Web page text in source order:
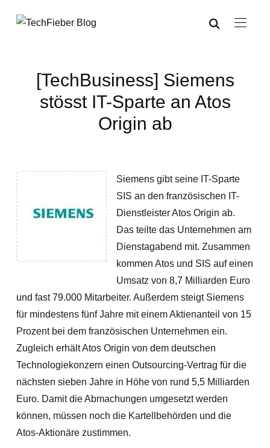
[TechBusiness] Siemens
stösst IT-Sparte an Atos
Origin ab
Siemens gibt seine IT-Sparte
SIS an den französischen IT-
Dienstleister Atos Origin ab.
Das teilte das Unternehmen am
Dienstagabend mit. Zusammen
kommen Atos und SIS auf einen
Umsatz von 8,7 Milliarden Euro
und fast 79.000 Mitarbeiter. Außerdem steigt Siemens
für mindestens fünf Jahre mit einem Aktienanteil von 15
Prozent bei dem französischen Unternehmen ein.
Zugleich erhält Atos Origin von dem deutschen
Technologiekonzern einen Outsourcing-Vertrag für die
nächsten sieben Jahre in Höhe von rund 5,5 Milliarden
Euro. Damit die Abmachungen umgesetzt werden
können, müssen noch die Kartellbehörden und die
Atos-Aktionäre zustimmen.